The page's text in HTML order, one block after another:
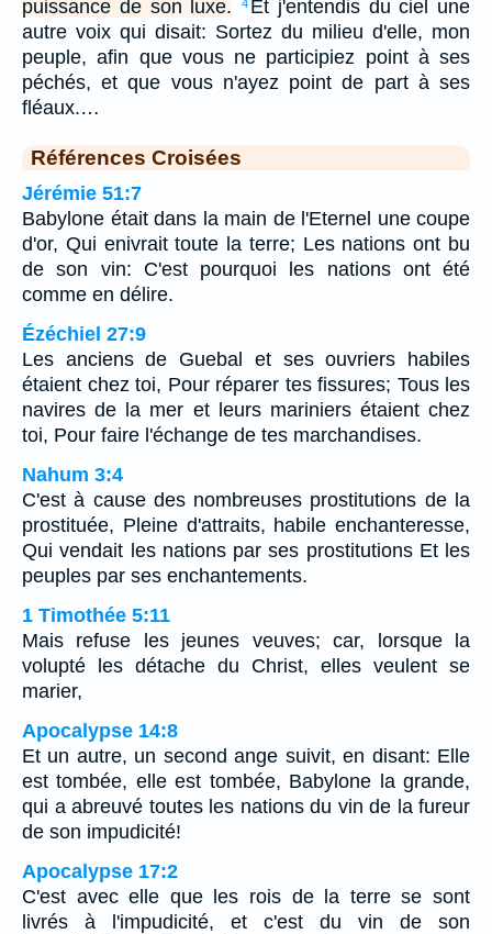
puissance de son luxe. 4 Et j'entendis du ciel une
autre voix qui disait: Sortez du milieu d'elle, mon
peuple, afin que vous ne participiez point à ses
péchés, et que vous n'ayez point de part à ses
fléaux.…
Références Croisées
Jérémie 51:7
Babylone était dans la main de l'Eternel une coupe
d'or, Qui enivrait toute la terre; Les nations ont bu
de son vin: C'est pourquoi les nations ont été
comme en délire.
Ézéchiel 27:9
Les anciens de Guebal et ses ouvriers habiles
étaient chez toi, Pour réparer tes fissures; Tous les
navires de la mer et leurs mariniers étaient chez
toi, Pour faire l'échange de tes marchandises.
Nahum 3:4
C'est à cause des nombreuses prostitutions de la
prostituée, Pleine d'attraits, habile enchanteresse,
Qui vendait les nations par ses prostitutions Et les
peuples par ses enchantements.
1 Timothée 5:11
Mais refuse les jeunes veuves; car, lorsque la
volupté les détache du Christ, elles veulent se
marier,
Apocalypse 14:8
Et un autre, un second ange suivit, en disant: Elle
est tombée, elle est tombée, Babylone la grande,
qui a abreuvé toutes les nations du vin de la fureur
de son impudicité!
Apocalypse 17:2
C'est avec elle que les rois de la terre se sont
livrés à l'impudicité, et c'est du vin de son